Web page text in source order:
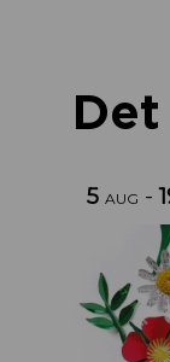
5 AUG -